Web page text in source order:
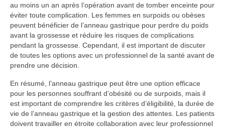
au moins un an après l’opération avant de tomber enceinte pour
éviter toute complication. Les femmes en surpoids ou obèses
peuvent bénéficier de l’anneau gastrique pour perdre du poids
avant la grossesse et réduire les risques de complications
pendant la grossesse. Cependant, il est important de discuter
de toutes les options avec un professionnel de la santé avant de
prendre une décision.
En résumé, l’anneau gastrique peut être une option efficace
pour les personnes souffrant d’obésité ou de surpoids, mais il
est important de comprendre les critères d’éligibilité, la durée de
vie de l’anneau gastrique et la gestion des attentes. Les patients
doivent travailler en étroite collaboration avec leur professionnel